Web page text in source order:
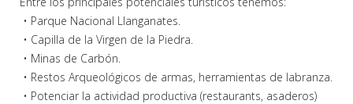
• Parque Nacional Llanganates.
• Capilla de la Virgen de la Piedra.
• Minas de Carbón.
• Restos Arqueológicos de armas, herramientas de labranza.
• Potenciar la actividad productiva (restaurants, asaderos)